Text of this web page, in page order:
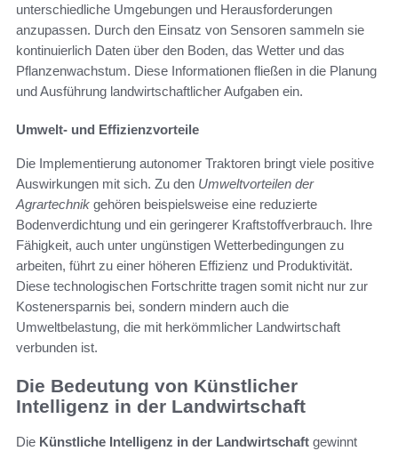
unterschiedliche Umgebungen und Herausforderungen
anzupassen. Durch den Einsatz von Sensoren sammeln sie
kontinuierlich Daten über den Boden, das Wetter und das
Pflanzenwachstum. Diese Informationen fließen in die Planung
und Ausführung landwirtschaftlicher Aufgaben ein.
Umwelt- und Effizienzvorteile
Die Implementierung autonomer Traktoren bringt viele positive
Auswirkungen mit sich. Zu den Umweltvorteilen der
Agrartechnik gehören beispielsweise eine reduzierte
Bodenverdichtung und ein geringerer Kraftstoffverbrauch. Ihre
Fähigkeit, auch unter ungünstigen Wetterbedingungen zu
arbeiten, führt zu einer höheren Effizienz und Produktivität.
Diese technologischen Fortschritte tragen somit nicht nur zur
Kostenersparnis bei, sondern mindern auch die
Umweltbelastung, die mit herkömmlicher Landwirtschaft
verbunden ist.
Die Bedeutung von Künstlicher
Intelligenz in der Landwirtschaft
Die Künstliche Intelligenz in der Landwirtschaft gewinnt